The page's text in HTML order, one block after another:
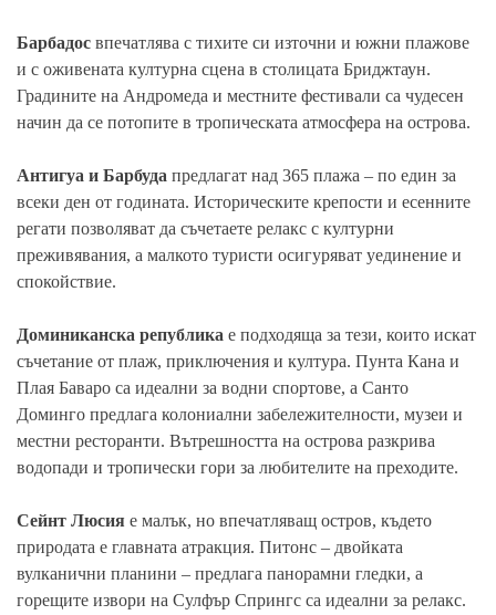
Барбадос впечатлява с тихите си източни и южни плажове
и с оживената културна сцена в столицата Бриджтаун.
Градините на Андромеда и местните фестивали са чудесен
начин да се потопите в тропическата атмосфера на острова.
Антигуа и Барбуда предлагат над 365 плажа – по един за
всеки ден от годината. Историческите крепости и есенните
регати позволяват да съчетаете релакс с културни
преживявания, а малкото туристи осигуряват уединение и
спокойствие.
Доминиканска република е подходяща за тези, които искат
съчетание от плаж, приключения и култура. Пунта Кана и
Плая Баваро са идеални за водни спортове, а Санто
Доминго предлага колониални забележителности, музеи и
местни ресторанти. Вътрешността на острова разкрива
водопади и тропически гори за любителите на преходите.
Сейнт Люсия е малък, но впечатляващ остров, където
природата е главната атракция. Питонс – двойката
вулканични планини – предлага панорамни гледки, а
горещите извори на Сулфър Спрингс са идеални за релакс.